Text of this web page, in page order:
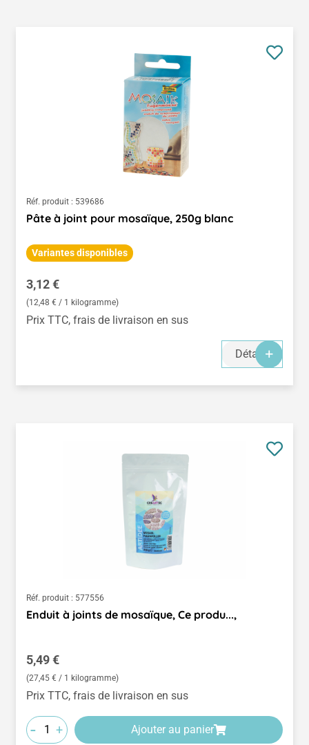
Réf. produit : 539686
Pâte à joint pour mosaïque, 250g blanc
Variantes disponibles
Prix régulier :
3,12 €
(12,48 € / 1 kilogramme)
Prix TTC, frais de livraison en sus
Détails
Réf. produit : 577556
Enduit à joints de mosaïque, Ce produ...,
Prix régulier :
5,49 €
(27,45 € / 1 kilogramme)
Prix TTC, frais de livraison en sus
- + Ajouter au panier